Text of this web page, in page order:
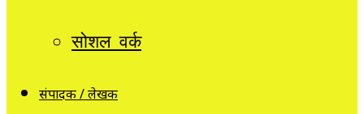
सोशल वर्क
संपादक / लेखक